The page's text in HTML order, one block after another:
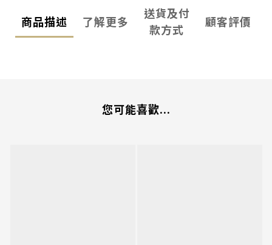
商品描述 了解更多
送貨及付
款方式
顧客評價
您可能喜歡...